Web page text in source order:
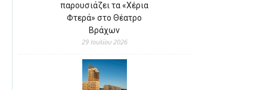
παρουσιάζει τα «Χέρια
Φτερά» στο Θέατρο
Βράχων
29 Ιουλίου 2026